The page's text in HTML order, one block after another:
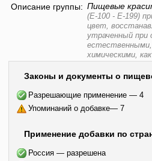
Описание группы: Пищевые
(E-100 - E-199)
цвет,
утраченный
естественными,
химическими,
Законы и документы о
Разрешающие применение — 4
Упоминаний о добавке— 7
Применение добавки по
Россия — разрешена